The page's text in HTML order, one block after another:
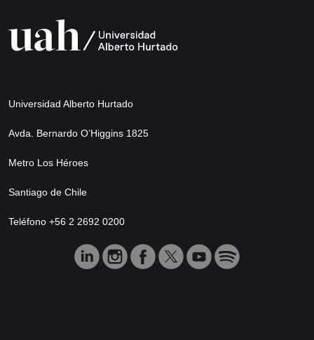
Universidad Alberto Hurtado
Avda. Bernardo O’Higgins 1825
Metro Los Héroes
Santiago de Chile
Teléfono +56 2 2692 0200